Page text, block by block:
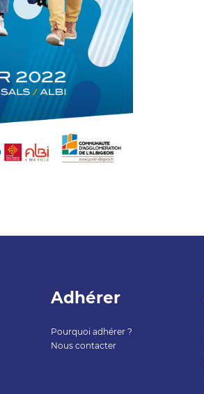
Adhérer
Pourquoi adhérer ?
Nous contacter